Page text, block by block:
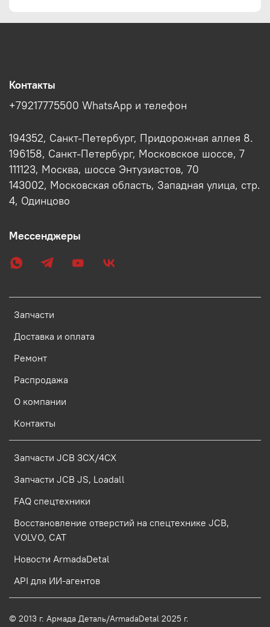
Запчасти
Доставка и оплата
Ремонт
Распродажа
О компании
Контакты
Запчасти JCB 3CX/4CX
Запчасти JCB JS, Loadall
FAQ спецтехники
Восстановление отверстий на спецтехнике JCB,
VOLVO, CAT
Новости ArmadaDetal
API для ИИ-агентов
Контакты
+79217775500 WhatsApp и телефон
194352, Санкт-Петербург, Придорожная аллея 8.
196158, Санкт-Петербург, Московское шоссе, 7
111123, Москва, шоссе Энтузиастов, 70
143002, Московская область, Западная улица, стр.
4, Одинцово
Мессенджеры
© 2013 г. Армада Деталь/ArmadaDetal 2025 г.